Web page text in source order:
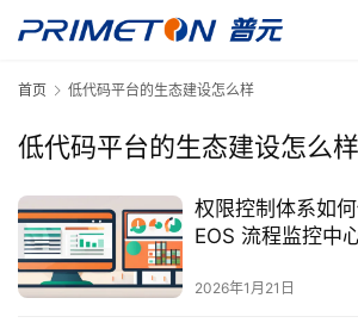
首页 低代码平台的生态建设怎么样
低代码平台的生态建设怎么样
权限控制体系如
EOS 流程监控中
2026年1月21日